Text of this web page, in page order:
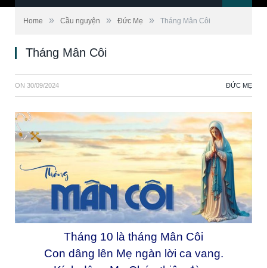
Home » Cầu nguyện » Đức Mẹ » Tháng Mân Côi
Tháng Mân Côi
ON 30/09/2024 ĐỨC MẸ
Tháng 10 là tháng Mân Côi
Con dâng lên Mẹ ngàn lời ca vang.